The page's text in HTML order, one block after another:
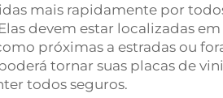
mais rapidamente por
devem estar localizadas
próximas a estradas ou
tornar suas placas de
todos seguros.